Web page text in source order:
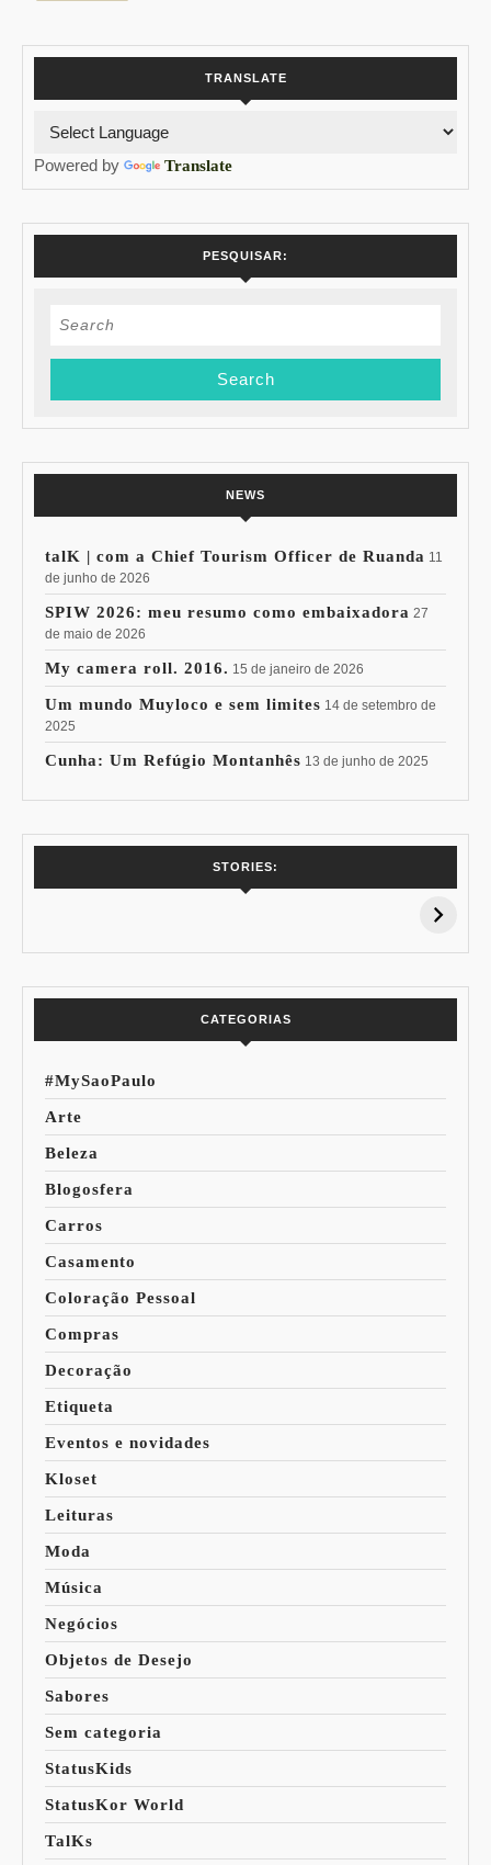
TRANSLATE
Powered by Translate
PESQUISAR:
Search
NEWS
talK | com a Chief Tourism Officer de Ruanda 11
de junho de 2026
SPIW 2026: meu resumo como embaixadora 27
de maio de 2026
My camera roll. 2016. 15 de janeiro de 2026
Um mundo Muyloco e sem limites 14 de setembro de
2025
Cunha: Um Refúgio Montanhês 13 de junho de 2025
STORIES:
15% de
Pessoal: Os
CATEGORIAS
#MySaoPaulo
Arte
Beleza
Blogosfera
Carros
Casamento
Coloração Pessoal
Compras
Decoração
Etiqueta
Eventos e novidades
Kloset
Leituras
Moda
Música
Negócios
Objetos de Desejo
Sabores
Sem categoria
StatusKids
StatusKor World
TalKs